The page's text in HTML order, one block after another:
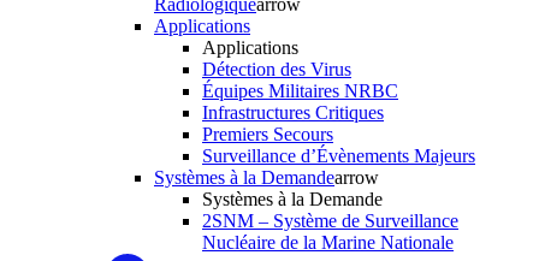
Radiologiquearrow
Applications
Applications
Détection des Virus
Équipes Militaires NRBC
Infrastructures Critiques
Premiers Secours
Surveillance d’Évènements Majeurs
Systèmes à la Demandearrow
Systèmes à la Demande
2SNM – Système de Surveillance
Nucléaire de la Marine Nationale